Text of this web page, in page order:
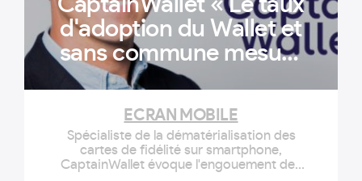
CaptainWallet « Le taux
d'adoption du Wallet et
sans commune mesure
avec celui des
applications »
ECRAN MOBILE
Spécialiste de la dématérialisation des
cartes de fidélité sur smartphone,
CaptainWallet évoque l'engouement des